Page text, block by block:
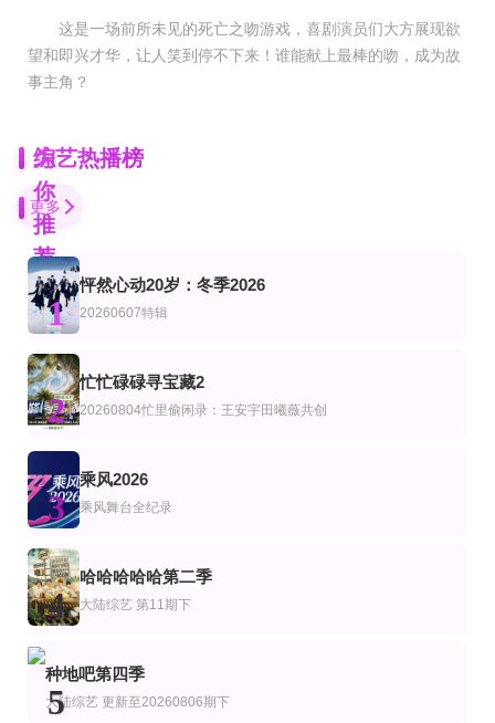
这是一场前所未见的死亡之吻游戏，喜剧演员们大方展现欲
望和即兴才华，让人笑到停不下来！谁能献上最棒的吻，成为故
事主角？
为
你
推
荐
更新至32期
爱情岛(美国版)第8季
更新至20260806期合伙人手记
中餐厅·南洋拾光季
更新至第1集
最终餐桌
第11期完结
兔子洞
更新至02期
美国忍者勇士第十八季
第9期
伟大的导游3
全昭旻,崔丹尼尔,金大浩
中国通史·精编版
GNZ48十周年《拾忆》纪念片
我们的宿舍,归心季
第04期
典籍里的湖湘名人第二季
已完结
周六夜现场韩国版第四季
申东烨
连载中 连载到2期
家乡美食大赛
黄晓明 李维嘉 沈梦辰 王霏霏 孟佳 金莎 孙丞潇 李斯丹妮 敖子逸 林述巍 董克
更新至20260803期
快乐老家
孙浩 李静 戴军 李维嘉 沈凌 吴昕 武艺 高旭
更新至04集
爱情盲选：阿根廷篇第2季
更新20260806母带2第4期下
姐姐当家2
综艺热播榜
更多
1
怦然心动20岁：冬季2026
20260607特辑
2
忙忙碌碌寻宝藏2
20260804忙里偷闲录：王安宇田曦薇共创
3
乘风2026
乘风舞台全纪录
4
哈哈哈哈哈第二季
大陆综艺 第11期下
5
种地吧第四季
大陆综艺 更新至20260806期下